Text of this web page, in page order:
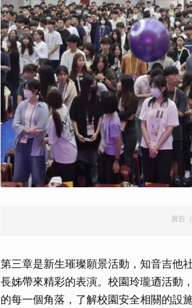
廣告
第三章是新生璀璨願景活動，知音吉他
長姊帶來精彩的表演。校園玲瓏迺活動
的每一個角落，了解校園安全相關的設